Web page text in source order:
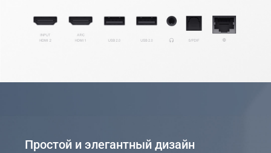
Простой и элегантный дизайн